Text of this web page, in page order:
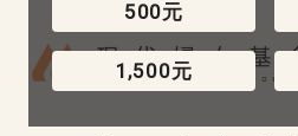
500元
1,500元